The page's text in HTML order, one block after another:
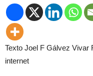
Texto Joel F Gálvez Vivar
internet